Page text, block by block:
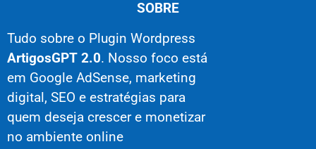
SOBRE
Tudo sobre o Plugin Wordpress
ArtigosGPT 2.0. Nosso foco está
em Google AdSense, marketing
digital, SEO e estratégias para
quem deseja crescer e monetizar
no ambiente online